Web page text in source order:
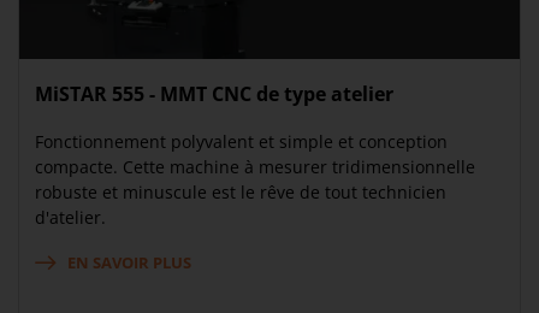
MiSTAR 555 - MMT CNC de type atelier
Fonctionnement polyvalent et simple et conception
compacte. Cette machine à mesurer tridimensionnelle
robuste et minuscule est le rêve de tout technicien
d'atelier.
EN SAVOIR PLUS